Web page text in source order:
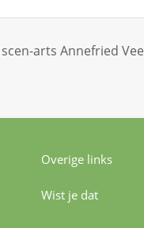
arts Annefried
Overige links
Wist je dat